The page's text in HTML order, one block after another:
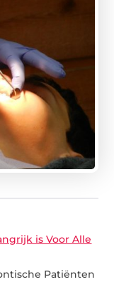
is Voor Alle
Patiënten